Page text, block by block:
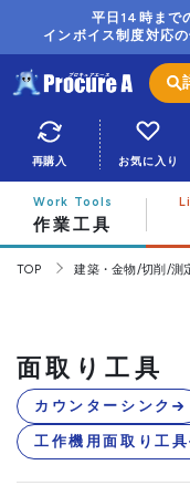
平日14時まで
インボイス制度対応
再購入 お気に入り
作業工具
TOP 建築・金物/切削/測
面取り工具
カウンターシンク
工作機用面取り工具